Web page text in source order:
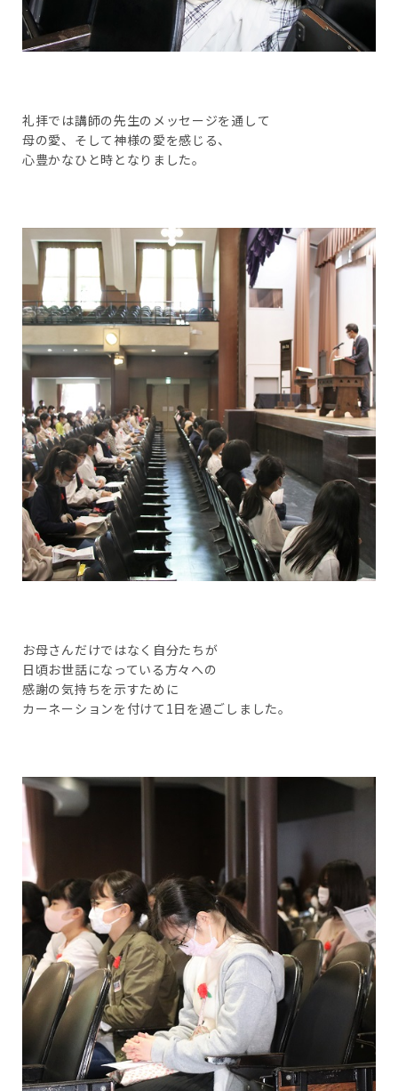
礼拝では講師の先生のメッセージを通して
母の愛、そして神様の愛を感じる、
心豊かなひと時となりました。
お母さんだけではなく自分たちが
日頃お世話になっている方々への
感謝の気持ちを示すために
カーネーションを付けて1日を過ごしました。